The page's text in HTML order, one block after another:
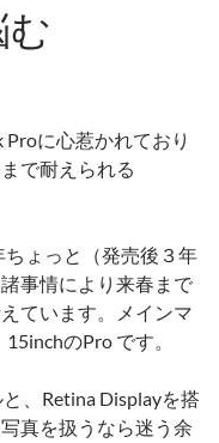
む
に心惹かれており
で耐えられる
ょっと（発売後３年
事情により来春まで
ています。メインマ
のPro です。
、Retina Displayを搭
真を扱うなら迷う余